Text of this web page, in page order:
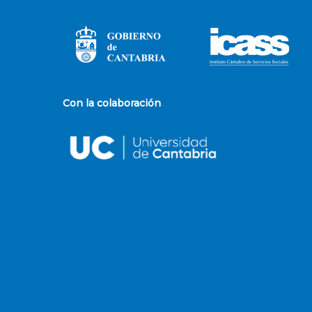
Con la colaboración